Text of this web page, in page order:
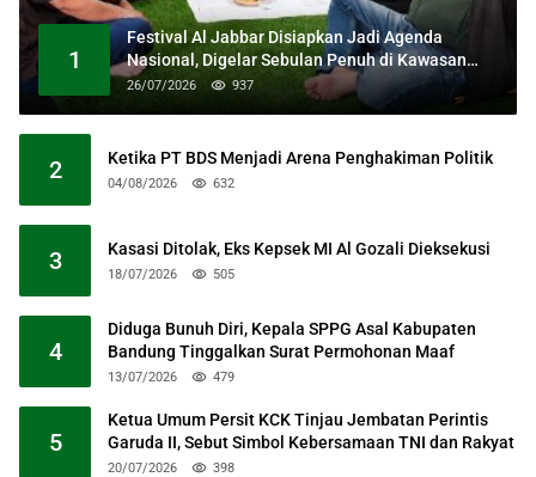
1
Festival Al Jabbar Disiapkan Jadi Agenda
Nasional, Digelar Sebulan Penuh di Kawasan
Masjid Raya Al Jabbar
26/07/2026 937
2 Ketika PT BDS Menjadi Arena Penghakiman Politik
04/08/2026 632
3 Kasasi Ditolak, Eks Kepsek MI Al Gozali Dieksekusi
18/07/2026 505
4
Diduga Bunuh Diri, Kepala SPPG Asal Kabupaten
Bandung Tinggalkan Surat Permohonan Maaf
13/07/2026 479
5
Ketua Umum Persit KCK Tinjau Jembatan Perintis
Garuda II, Sebut Simbol Kebersamaan TNI dan Rakyat
20/07/2026 398